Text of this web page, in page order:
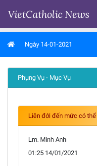
VietCatholic News
Ngày 14-01-2021
Phụng Vụ - Mục Vụ
Liên đới đến mức có thể
Lm. Minh Anh
01:25 14/01/2021